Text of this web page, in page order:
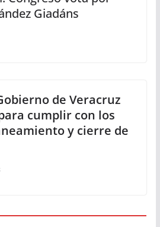
Giadáns
de Veracruz
cumplir con los
y cierre de